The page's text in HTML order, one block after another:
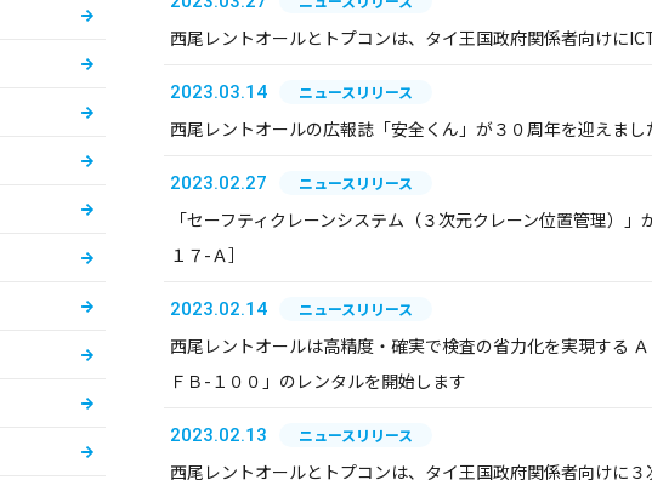
西尾レントオールとトプコンは、タイ王国政府関係者向けに
2023.03.14 ニュースリリース
西尾レントオールの広報誌「安全くん」が３０周年を迎えま
2023.02.27 ニュースリリース
「セーフティクレーンシステム（３次元クレーン位置管理）
１７-Ａ］
2023.02.14 ニュースリリース
西尾レントオールは高精度・確実で検査の省力化を実現する
ＦＢ-１００」のレンタルを開始します
2023.02.13 ニュースリリース
西尾レントオールとトプコンは、タイ王国政府関係者向けに